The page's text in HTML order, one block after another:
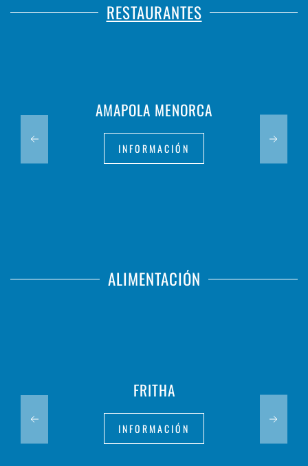
RESTAURANTES
AMAPOLA MENORCA
INFORMACIÓN
ALIMENTACIÓN
FRITHA
INFORMACIÓN